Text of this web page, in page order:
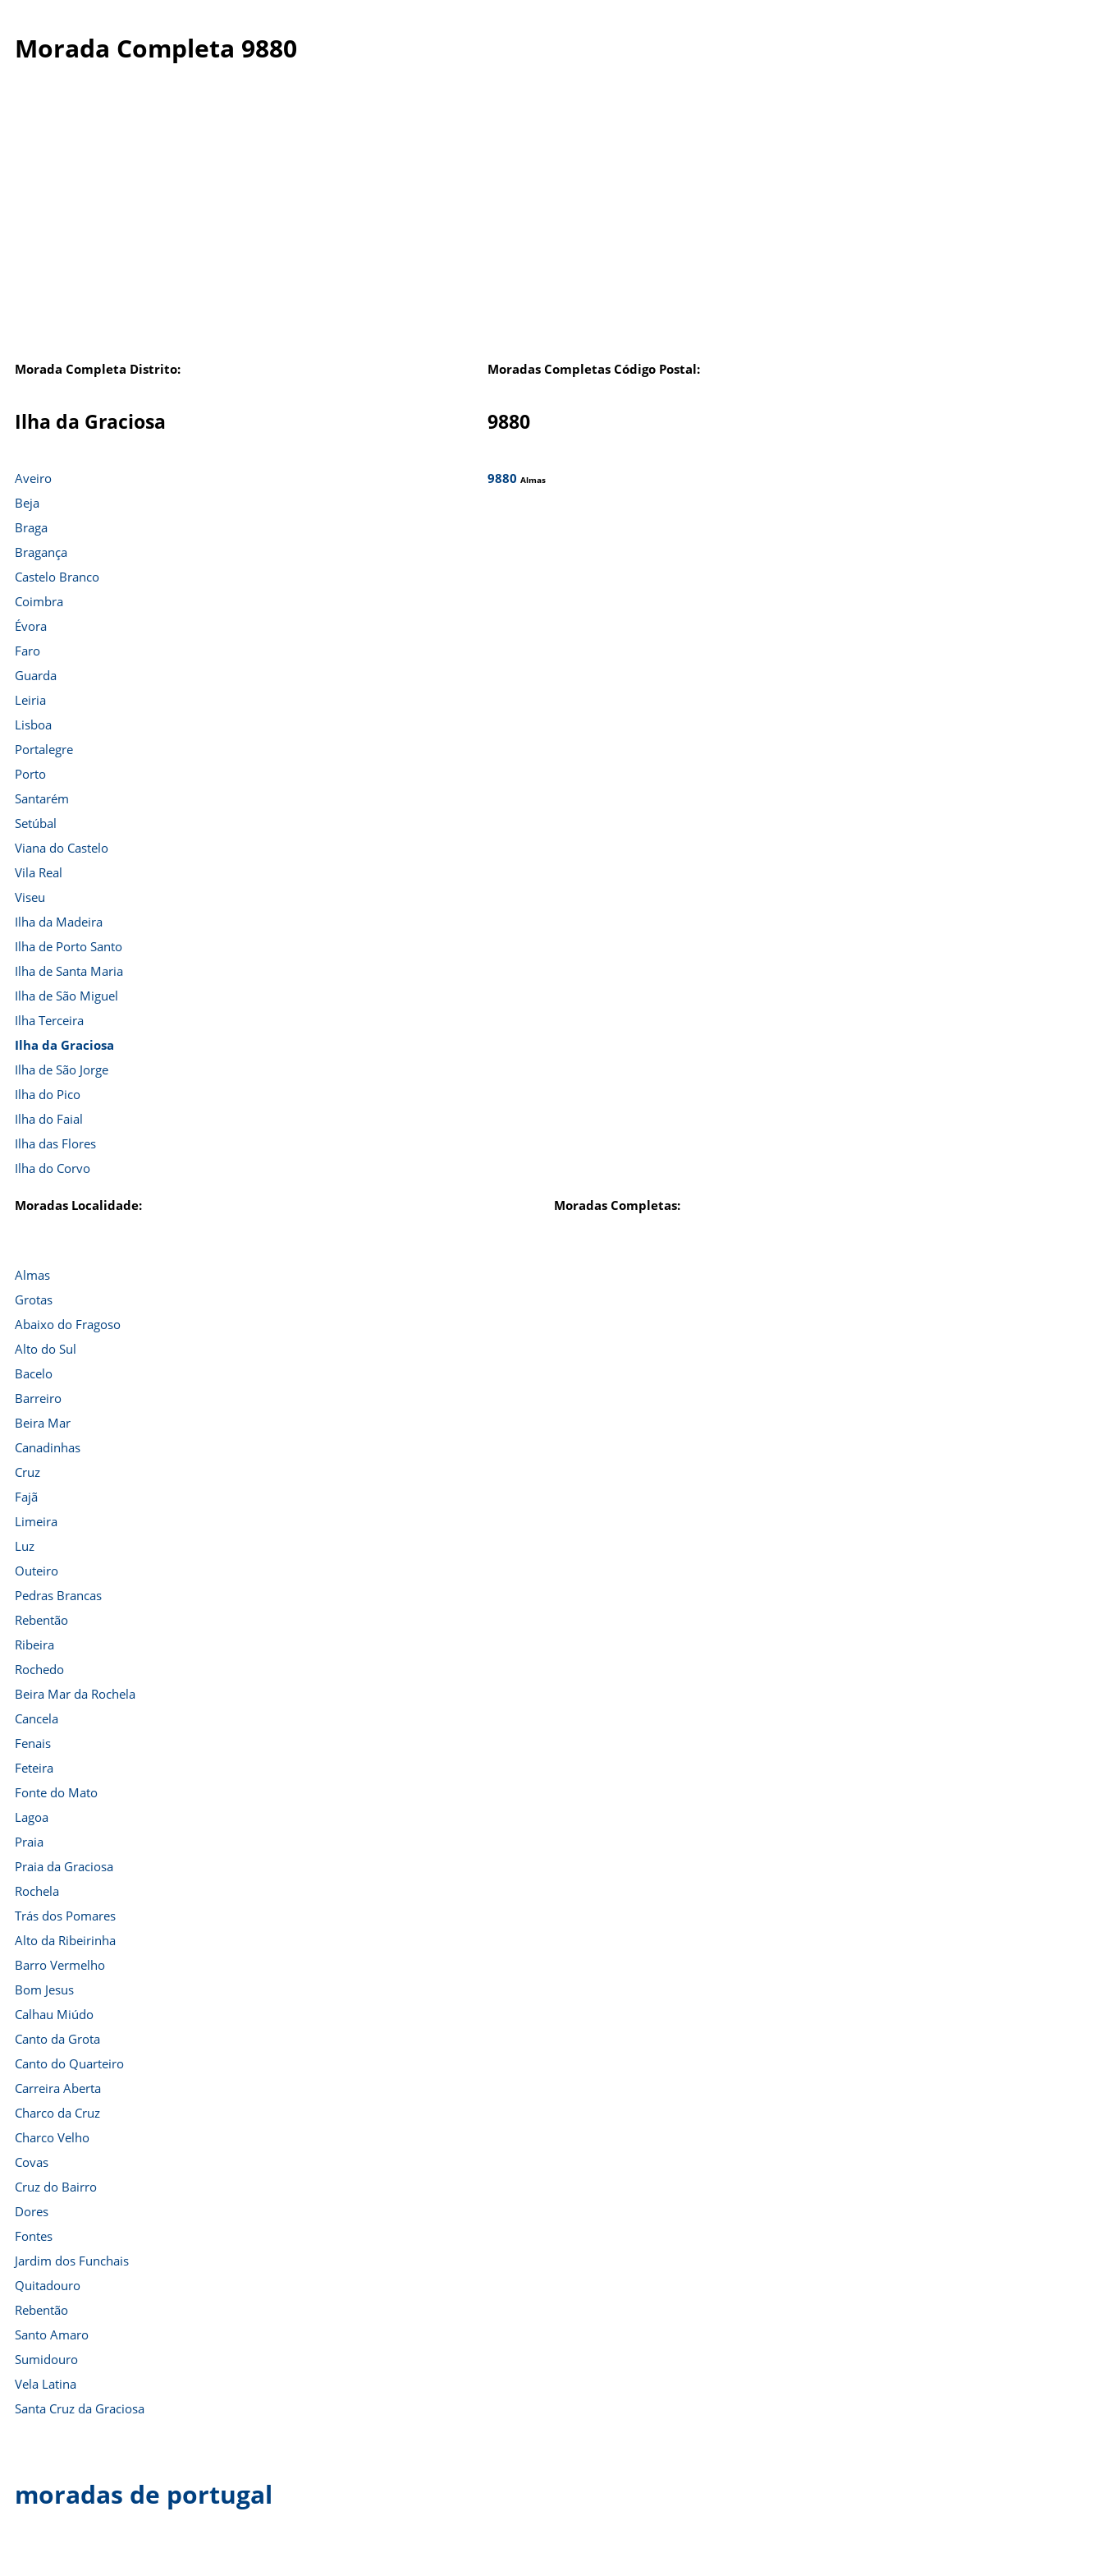
Morada Completa 9880
Morada Completa Distrito: Moradas Completas Código Postal:
Ilha da Graciosa 9880
Aveiro
Beja
Braga
Bragança
Castelo Branco
Coimbra
Évora
Faro
Guarda
Leiria
Lisboa
Portalegre
Porto
Santarém
Setúbal
Viana do Castelo
Vila Real
Viseu
Ilha da Madeira
Ilha de Porto Santo
Ilha de Santa Maria
Ilha de São Miguel
Ilha Terceira
Ilha da Graciosa
Ilha de São Jorge
Ilha do Pico
Ilha do Faial
Ilha das Flores
Ilha do Corvo
9880 Almas
Moradas Localidade: Moradas Completas:
Almas
Grotas
Abaixo do Fragoso
Alto do Sul
Bacelo
Barreiro
Beira Mar
Canadinhas
Cruz
Fajã
Limeira
Luz
Outeiro
Pedras Brancas
Rebentão
Ribeira
Rochedo
Beira Mar da Rochela
Cancela
Fenais
Feteira
Fonte do Mato
Lagoa
Praia
Praia da Graciosa
Rochela
Trás dos Pomares
Alto da Ribeirinha
Barro Vermelho
Bom Jesus
Calhau Miúdo
Canto da Grota
Canto do Quarteiro
Carreira Aberta
Charco da Cruz
Charco Velho
Covas
Cruz do Bairro
Dores
Fontes
Jardim dos Funchais
Quitadouro
Rebentão
Santo Amaro
Sumidouro
Vela Latina
Santa Cruz da Graciosa
moradas de portugal